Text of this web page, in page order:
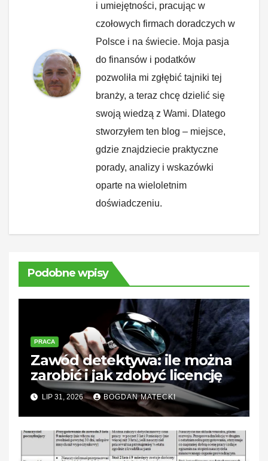
i umiejętności, pracując w
czołowych firmach doradczych w
Polsce i na świecie. Moja pasja
do finansów i podatków
pozwoliła mi zgłębić tajniki tej
branży, a teraz chcę dzielić się
swoją wiedzą z Wami. Dlatego
stworzyłem ten blog – miejsce,
gdzie znajdziecie praktyczne
porady, analizy i wskazówki
oparte na wieloletnim
doświadczeniu.
Podobne wpisy
PRACA
Zawód detektywa: ile można
zarobić i jak zdobyć licencję
LIP 31, 2026 BOGDAN MATECKI